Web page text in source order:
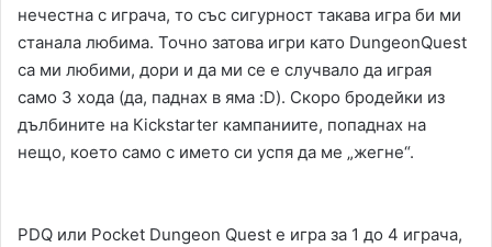
нечестна с играча, то със сигурност такава игра би ми
станала любима. Точно затова игри като DungeonQuest
са ми любими, дори и да ми се е случвало да играя
само 3 хода (да, паднах в яма :D). Скоро бродейки из
дълбините на Кickstarter кампаниите, попаднах на
нещо, което само с името си успя да ме „жегне“.
PDQ или Pocket Dungeon Quest е игра за 1 до 4 играча,